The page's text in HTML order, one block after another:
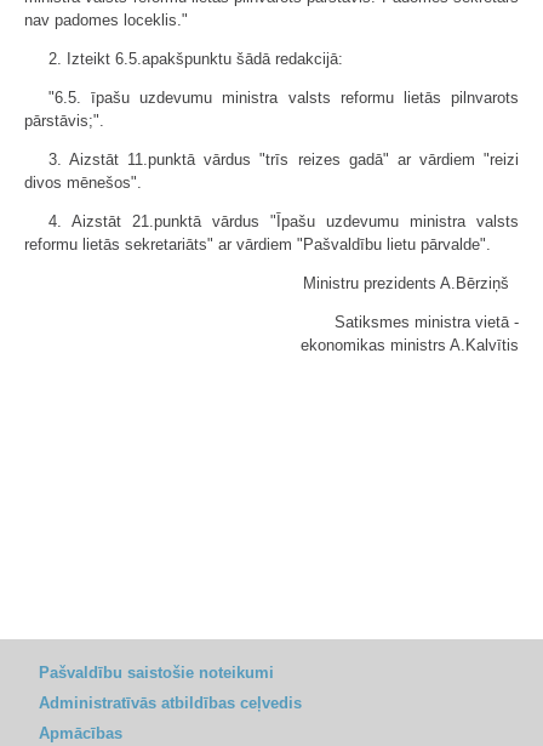
nav padomes loceklis."
2. Izteikt 6.5.apakšpunktu šādā redakcijā:
"6.5. īpašu uzdevumu ministra valsts reformu lietās pilnvarots
pārstāvis;".
3. Aizstāt 11.punktā vārdus "trīs reizes gadā" ar vārdiem "reizi
divos mēnešos".
4. Aizstāt 21.punktā vārdus "Īpašu uzdevumu ministra valsts
reformu lietās sekretariāts" ar vārdiem "Pašvaldību lietu pārvalde".
Ministru prezidents A.Bērziņš
Satiksmes ministra vietā -
ekonomikas ministrs A.Kalvītis
Pašvaldību saistošie noteikumi
Administratīvās atbildības ceļvedis
Apmācības